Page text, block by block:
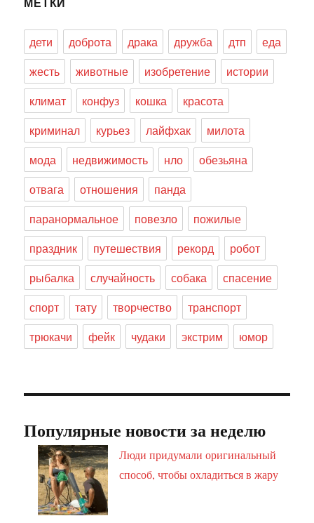
дети доброта драка дружба дтп
еда
жесть
животные изобретение
истории
климат
конфуз кошка
красота
криминал
курьез лайфхак
милота
мода
недвижимость нло
обезьяна
отвага
отношения
панда
паранормальное
повезло
пожилые
праздник
путешествия рекорд
робот
рыбалка
случайность собака
спасение
спорт
тату творчество
транспорт
трюкачи
фейк чудаки экстрим юмор
Популярные новости за неделю
Люди придумали оригинальный
способ, чтобы охладиться в жару